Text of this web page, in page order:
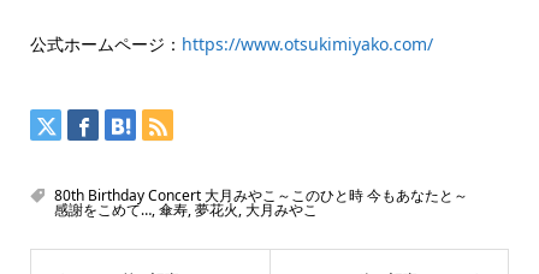
公式ホームページ： https://www.otsukimiyako.com/
80th Birthday Concert 大月みやこ～このひと時 今もあなたと～
感謝をこめて…,傘寿,夢花火,大月みやこ